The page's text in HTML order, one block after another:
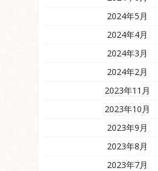
2024年5月
2024年4月
2024年3月
2024年2月
2023年11月
2023年10月
2023年9月
2023年8月
2023年7月